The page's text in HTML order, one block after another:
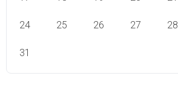
24 25 26 27 28
31